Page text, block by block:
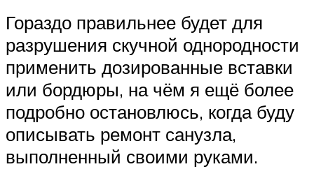
Гораздо правильнее будет для
разрушения скучной однородности
применить дозированные вставки
или бордюры, на чём я ещё более
подробно остановлюсь, когда буду
описывать ремонт санузла,
выполненный своими руками.